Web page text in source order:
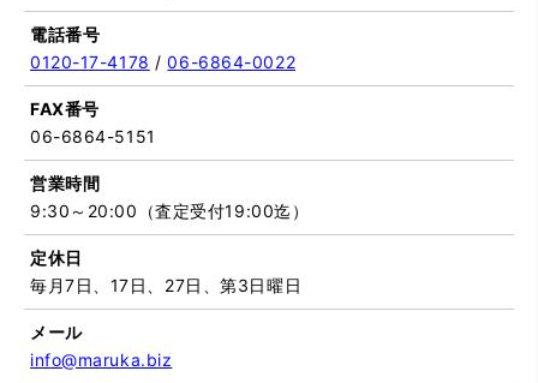
電話番号
0120-17-4178 /06-6864-0022
FAX番号
06-6864-5151
営業時間
9:30～20:00（査定受付19:00迄）
定休日
毎月7日、17日、27日、第3日曜日
メール
info@maruka.biz